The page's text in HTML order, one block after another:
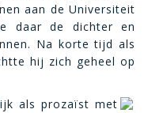
aan de Universiteit
daar de dichter en
Na korte tijd als
hij zich geheel op
als prozaïst met